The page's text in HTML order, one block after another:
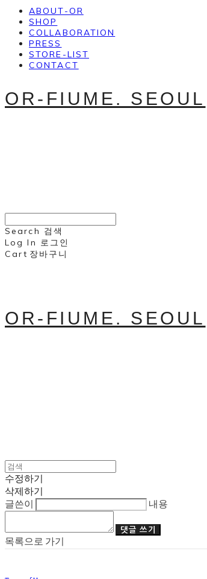
ABOUT-OR
SHOP
COLLABORATION
PRESS
STORE-LIST
CONTACT
OR-FIUME. SEOUL
Search 검색
Log In 로그인
Cart 장바구니
OR-FIUME. SEOUL
수정하기
삭제하기
글쓴이
내용
댓글 쓰기
목록으로 가기